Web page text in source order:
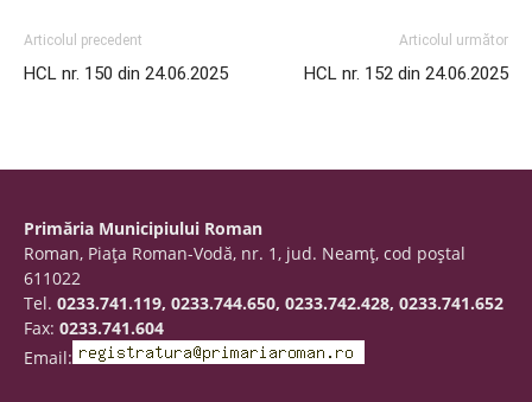
Articolul precedent
HCL nr. 150 din 24.06.2025
Articolul următor
HCL nr. 152 din 24.06.2025
Primăria Municipiului Roman
Roman, Piaţa Roman-Vodă, nr. 1, jud. Neamţ, cod poştal
611022
Tel. 0233.741.119, 0233.744.650, 0233.742.428, 0233.741.652
Fax: 0233.741.604
Email: